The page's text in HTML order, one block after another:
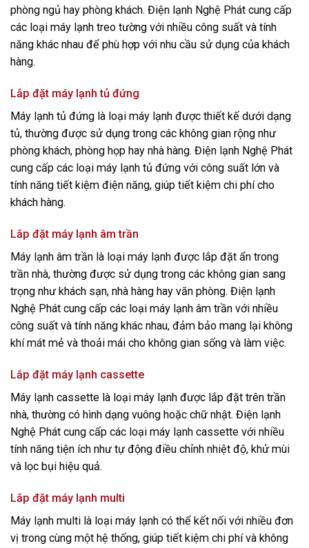
phòng ngủ hay phòng khách. Điện lạnh Nghệ Phát cung cấp
các loại máy lạnh treo tường với nhiều công suất và tính
năng khác nhau để phù hợp với nhu cầu sử dụng của khách
hàng.
Lắp đặt máy lạnh tủ đứng
Máy lạnh tủ đứng là loại máy lạnh được thiết kế dưới dạng
tủ, thường được sử dụng trong các không gian rộng như
phòng khách, phòng họp hay nhà hàng. Điện lạnh Nghệ Phát
cung cấp các loại máy lạnh tủ đứng với công suất lớn và
tính năng tiết kiệm điện năng, giúp tiết kiệm chi phí cho
khách hàng.
Lắp đặt máy lạnh âm trần
Máy lạnh âm trần là loại máy lạnh được lắp đặt ẩn trong
trần nhà, thường được sử dụng trong các không gian sang
trọng như khách sạn, nhà hàng hay văn phòng. Điện lạnh
Nghệ Phát cung cấp các loại máy lạnh âm trần với nhiều
công suất và tính năng khác nhau, đảm bảo mang lại không
khí mát mẻ và thoải mái cho không gian sống và làm việc.
Lắp đặt máy lạnh cassette
Máy lạnh cassette là loại máy lạnh được lắp đặt trên trần
nhà, thường có hình dạng vuông hoặc chữ nhật. Điện lạnh
Nghệ Phát cung cấp các loại máy lạnh cassette với nhiều
tính năng tiện ích như tự động điều chỉnh nhiệt độ, khử mùi
và lọc bụi hiệu quả.
Lắp đặt máy lạnh multi
Máy lạnh multi là loại máy lạnh có thể kết nối với nhiều đơn
vị trong cùng một hệ thống, giúp tiết kiệm chi phí và không